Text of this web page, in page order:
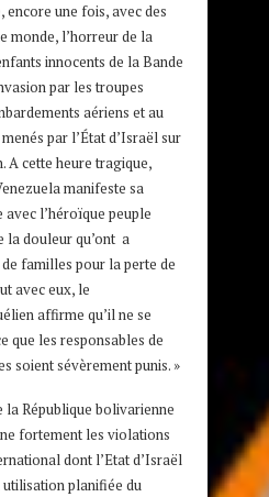
encore une fois, avec des
monde, l’horreur de la
innocents de la Bande
par les troupes
aériens et au
par l’État d’Israël sur
A cette heure tragique,
manifeste sa
l’héroïque peuple
la douleur qu’ont a
familles pour la perte de
avec eux, le
affirme qu’il ne se
que les responsables de
soient sévèrement punis. »
la République bolivarienne
fortement les violations
dont l’Etat d’Israël
utilisation planifiée du